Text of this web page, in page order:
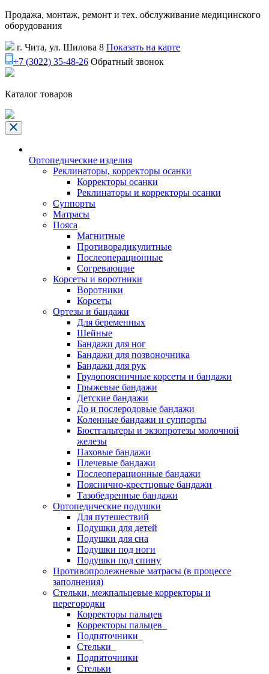
Продажа, монтаж, ремонт и тех. обслуживание медицинского
оборудования
г. Чита, ул. Шилова 8 Показать на карте
+7 (3022) 35-48-26 Обратный звонок
Каталог товаров
Ортопедические изделия
Реклинаторы, корректоры осанки
Корректоры осанки
Реклинаторы и корректоры осанки
Суппорты
Матрасы
Пояса
Магнитные
Противорадикулитные
Послеоперационные
Согревающие
Корсеты и воротники
Воротники
Корсеты
Ортезы и бандажи
Для беременных
Шейные
Бандажи для ног
Бандажи для позвоночника
Бандажи для рук
Грудопоясничные корсеты и бандажи
Грыжевые бандажи
Детские бандажи
До и послеродовые бандажи
Коленные бандажи и суппорты
Бюстгальтеры и экзопротезы молочной
железы
Паховые бандажи
Плечевые бандажи
Послеоперационные бандажи
Пояснично-крестцовые бандажи
Тазобедренные бандажи
Ортопедические подушки
Для путешествий
Подушки для детей
Подушки для сна
Подушки под ноги
Подушки под спину
Противопролежневые матрасы (в процессе
заполнения)
Стельки, межпальцевые корректоры и
перегородки
Корректоры пальцев
Корректоры пальцев_
Подпяточники_
Стельки_
Подпяточники
Стельки